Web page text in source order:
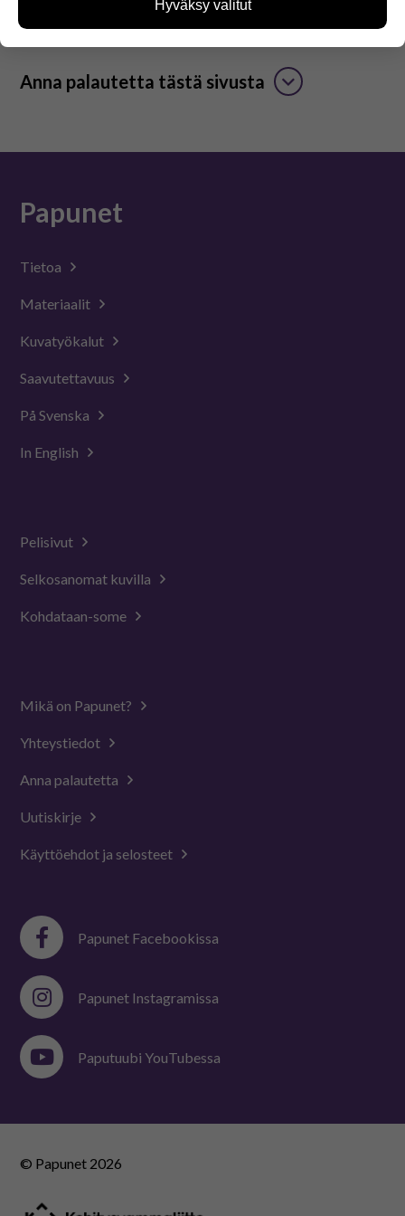
Anna palautetta tästä sivusta
Papunet
Tietoa
Materiaalit
Kuvatyökalut
Saavutettavuus
På Svenska
In English
Pelisivut
Selkosanomat kuvilla
Kohdataan-some
Mikä on Papunet?
Yhteystiedot
Anna palautetta
Uutiskirje
Käyttöehdot ja selosteet
Papunet Facebookissa
Papunet Instagramissa
Paputuubi YouTubessa
© Papunet 2026
miten sivuilla liikutaan. Emme kuitenkaan kerää
Voit valita, hyväksytkö näiden evästeiden käytön.
Hyväksy valitut